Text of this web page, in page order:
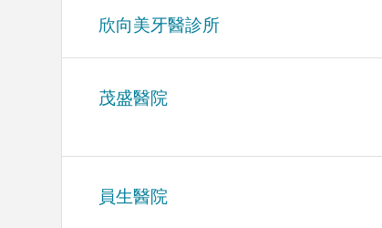
欣向美牙醫診所
茂盛醫院
員生醫院